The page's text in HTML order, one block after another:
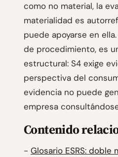
como no material, la
materialidad es
puede apoyarse en
de procedimiento, es
estructural: S4 exige
perspectiva del
evidencia no puede
empresa
Contenido
- Glosario ESRS: doble